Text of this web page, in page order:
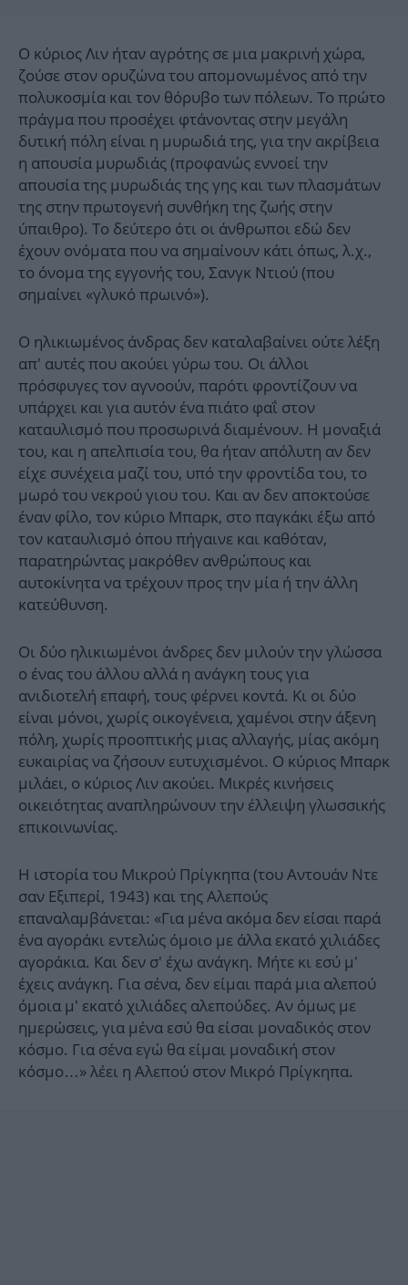
Ο κύριος Λιν ήταν αγρότης σε μια μακρινή χώρα,
ζούσε στον ορυζώνα του απομονωμένος από την
πολυκοσμία και τον θόρυβο των πόλεων. Το πρώτο
πράγμα που προσέχει φτάνοντας στην μεγάλη
δυτική πόλη είναι η μυρωδιά της, για την ακρίβεια
η απουσία μυρωδιάς (προφανώς εννοεί την
απουσία της μυρωδιάς της γης και των πλασμάτων
της στην πρωτογενή συνθήκη της ζωής στην
ύπαιθρο). Το δεύτερο ότι οι άνθρωποι εδώ δεν
έχουν ονόματα που να σημαίνουν κάτι όπως, λ.χ.,
το όνομα της εγγονής του, Σανγκ Ντιού (που
σημαίνει «γλυκό πρωινό»).
Ο ηλικιωμένος άνδρας δεν καταλαβαίνει ούτε λέξη
απ' αυτές που ακούει γύρω του. Οι άλλοι
πρόσφυγες τον αγνοούν, παρότι φροντίζουν να
υπάρχει και για αυτόν ένα πιάτο φαΐ στον
καταυλισμό που προσωρινά διαμένουν. Η μοναξιά
του, και η απελπισία του, θα ήταν απόλυτη αν δεν
είχε συνέχεια μαζί του, υπό την φροντίδα του, το
μωρό του νεκρού γιου του. Και αν δεν αποκτούσε
έναν φίλο, τον κύριο Μπαρκ, στο παγκάκι έξω από
τον καταυλισμό όπου πήγαινε και καθόταν,
παρατηρώντας μακρόθεν ανθρώπους και
αυτοκίνητα να τρέχουν προς την μία ή την άλλη
κατεύθυνση.
Οι δύο ηλικιωμένοι άνδρες δεν μιλούν την γλώσσα
ο ένας του άλλου αλλά η ανάγκη τους για
ανιδιοτελή επαφή, τους φέρνει κοντά. Κι οι δύο
είναι μόνοι, χωρίς οικογένεια, χαμένοι στην άξενη
πόλη, χωρίς προοπτικής μιας αλλαγής, μίας ακόμη
ευκαιρίας να ζήσουν ευτυχισμένοι. Ο κύριος Μπαρκ
μιλάει, ο κύριος Λιν ακούει. Μικρές κινήσεις
οικειότητας αναπληρώνουν την έλλειψη γλωσσικής
επικοινωνίας.
Η ιστορία του Μικρού Πρίγκηπα (του Αντουάν Ντε
σαν Εξιπερί, 1943) και της Αλεπούς
επαναλαμβάνεται: «Για μένα ακόμα δεν είσαι παρά
ένα αγοράκι εντελώς όμοιο με άλλα εκατό χιλιάδες
αγοράκια. Και δεν σ' έχω ανάγκη. Μήτε κι εσύ μ'
έχεις ανάγκη. Για σένα, δεν είμαι παρά μια αλεπού
όμοια μ' εκατό χιλιάδες αλεπούδες. Αν όμως με
ημερώσεις, για μένα εσύ θα είσαι μοναδικός στον
κόσμο. Για σένα εγώ θα είμαι μοναδική στον
κόσμο…» λέει η Αλεπού στον Μικρό Πρίγκηπα.